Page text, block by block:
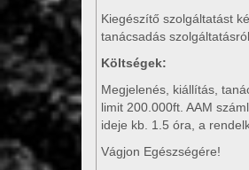
Kiegészítő szolgáltatást
tanácsadás szolgáltatásról
Költségek:
Megjelenés, kiállítás,
limit 200.000ft. AAM
ideje kb. 1.5 óra, a
Vágjon Egészségére!